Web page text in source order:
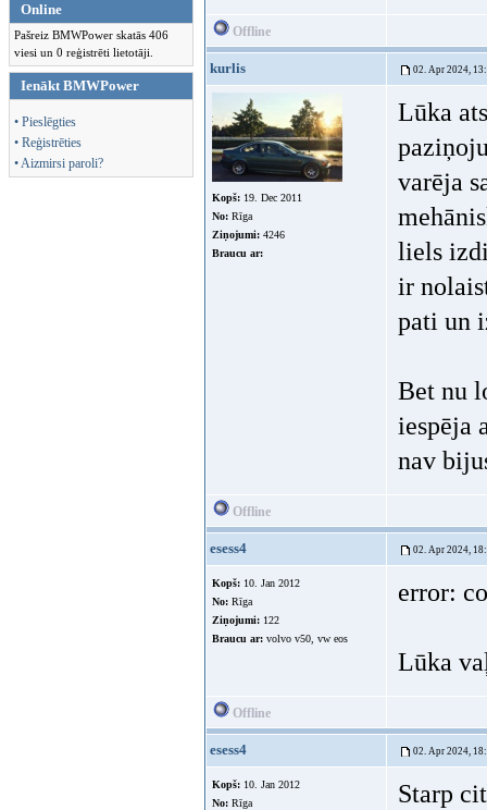
Online
Pašreiz BMWPower skatās 406
viesi un 0 reģistrēti lietotāji.
Ienākt BMWPower
• Pieslēgties
• Reģistrēties
• Aizmirsi paroli?
Offline
kurlis 02. Apr 2024,
Kopš: 19. Dec 2011
No: Rīga
Ziņojumi: 4246
Braucu ar:
Lūka
varēja
liels
ir
pati un
Bet nu
iespēja
nav
Offline
esess4 02. Apr 2024,
Kopš: 10. Jan 2012
No: Rīga
Ziņojumi: 122
Braucu ar: volvo v50, vw eos
error:
Lūka
Offline
esess4 02. Apr 2024,
Kopš: 10. Jan 2012
No: Rīga
Starp